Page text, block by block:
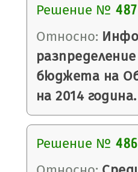
Решение №
Относно:
бюджета на
на 2014 година.
Решение №